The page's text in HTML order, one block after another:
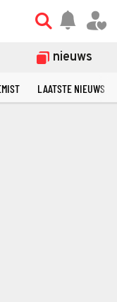
nieuws
LAATSTE NIEUWS